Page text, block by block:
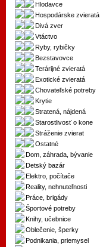
Hlodavce
Hospodárske zvieratá
Divá zver
Vtáctvo
Ryby, rybičky
Bezstavovce
Terárijné zvieratá
Exotické zvieratá
Chovateľské potreby
Krytie
Stratená, nájdená
Starostlivosť o kone
Stráženie zvierat
Ostatné
Dom, záhrada, bývanie
Detský bazár
Elektro, počítače
Reality, nehnuteľnosti
Práce, brigády
Športové potreby
Knihy, učebnice
Oblečenie, šperky
Podnikania, priemysel